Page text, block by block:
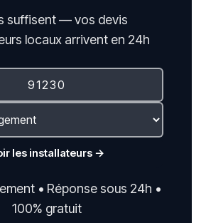
suffisent — vos devis
locaux arrivent en 24h
les installateurs →
• Réponse sous 24h •
100% gratuit